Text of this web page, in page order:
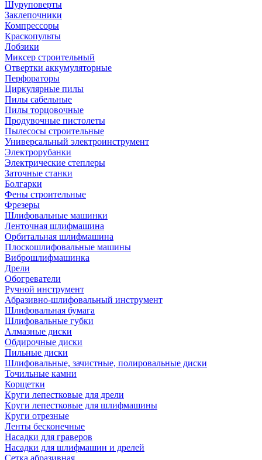
Шуруповерты
Заклепочники
Компрессоры
Краскопульты
Лобзики
Миксер строительный
Отвертки аккумуляторные
Перфораторы
Циркулярные пилы
Пилы сабельные
Пилы торцовочные
Продувочные пистолеты
Пылесосы строительные
Универсальный электроинструмент
Электрорубанки
Электрические степлеры
Заточные станки
Болгарки
Фены строительные
Фрезеры
Шлифовальные машинки
Ленточная шлифмашина
Орбитальная шлифмашина
Плоскошлифовальные машины
Виброшлифмашинка
Дрели
Обогреватели
Ручной инструмент
Абразивно-шлифовальный инструмент
Шлифовальная бумага
Шлифовальные губки
Алмазные диски
Обдирочные диски
Пильные диски
Шлифовальные, зачистные, полировальные диски
Точильные камни
Корщетки
Круги лепестковые для дрели
Круги лепестковые для шлифмашины
Круги отрезные
Ленты бесконечные
Насадки для граверов
Насадки для шлифмашин и дрелей
Сетка абразивная